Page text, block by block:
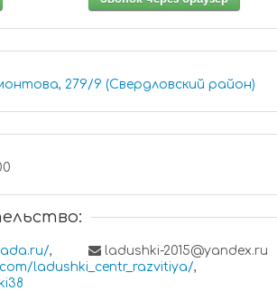
279/9 (Свердловский район)
,
ladushki_centr_razvitiya/,
ladushki-2015@yandex.ru